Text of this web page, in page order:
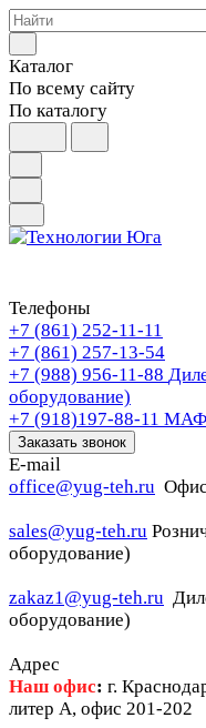
Каталог
По всему сайту
По каталогу
Телефоны
+7 (861) 252-11-11
+7 (861) 257-13-54
+7 (988) 956-11-88
оборудование)
+7 (918)197-88-11
Заказать звонок
E-mail
office@yug-teh.ru Офис
sales@yug-teh.ru
оборудование)
zakaz1@yug-teh.ru
оборудование)
Адрес
Наш офис: г.
литер А, офис 201-202